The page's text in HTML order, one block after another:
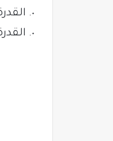
٠. القدرة على إدارة المخزون وتنظيم المستودعات.
٠. القدرة على استخدام برامج الحاسوب المختصة بادارة المخزون.